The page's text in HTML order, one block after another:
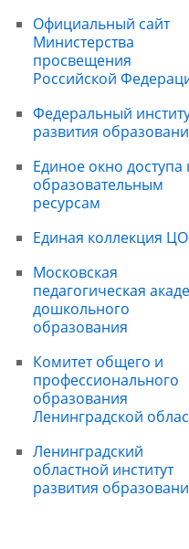
Официальный сайт
Министерства
просвещения
Российской
Федеральный
развития
Единое окно доступа
образовательным
ресурсам
Единая коллекция
Московская
педагогическая
дошкольного
образования
Комитет общего и
профессионального
образования
Ленинградской
Ленинградский
областной институт
развития